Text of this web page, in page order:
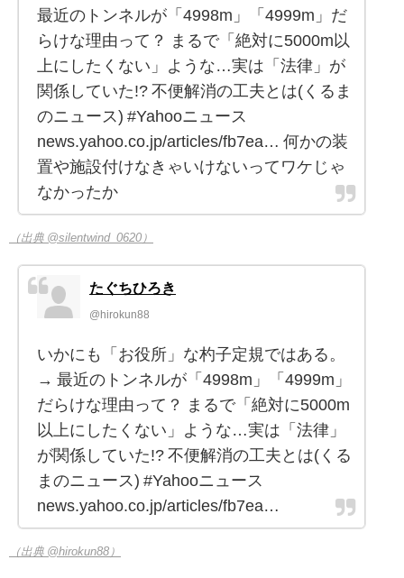
最近のトンネルが「4998m」「4999m」だ
らけな理由って？ まるで「絶対に5000m以
上にしたくない」ような…実は「法律」が
関係していた!? 不便解消の工夫とは(くるま
のニュース) #Yahooニュース
news.yahoo.co.jp/articles/fb7ea… 何かの装
置や施設付けなきゃいけないってワケじゃ
なかったか
（出典 @silentwind_0620）
たぐちひろき
@hirokun88
いかにも「お役所」な杓子定規ではある。
→ 最近のトンネルが「4998m」「4999m」
だらけな理由って？ まるで「絶対に5000m
以上にしたくない」ような…実は「法律」
が関係していた!? 不便解消の工夫とは(くる
まのニュース) #Yahooニュース
news.yahoo.co.jp/articles/fb7ea…
（出典 @hirokun88）